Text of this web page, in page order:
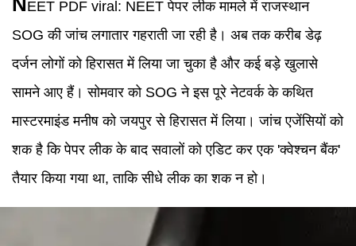
EET PDF viral : NEET पेपर लीक मामले में राजस्थान
SOG की जांच लगातार गहराती जा रही है। अब तक करीब डेढ़
दर्जन लोगों को हिरासत में लिया जा चुका है और कई बड़े खुलासे
सामने आए हैं। सोमवार को SOG ने इस पूरे नेटवर्क के कथित
मास्टरमाइंड मनीष को जयपुर से हिरासत में लिया। जांच एजेंसियों को
शक है कि पेपर लीक के बाद सवालों को एडिट कर एक 'क्वेश्चन बैंक'
तैयार किया गया था, ताकि सीधे लीक का शक न हो।